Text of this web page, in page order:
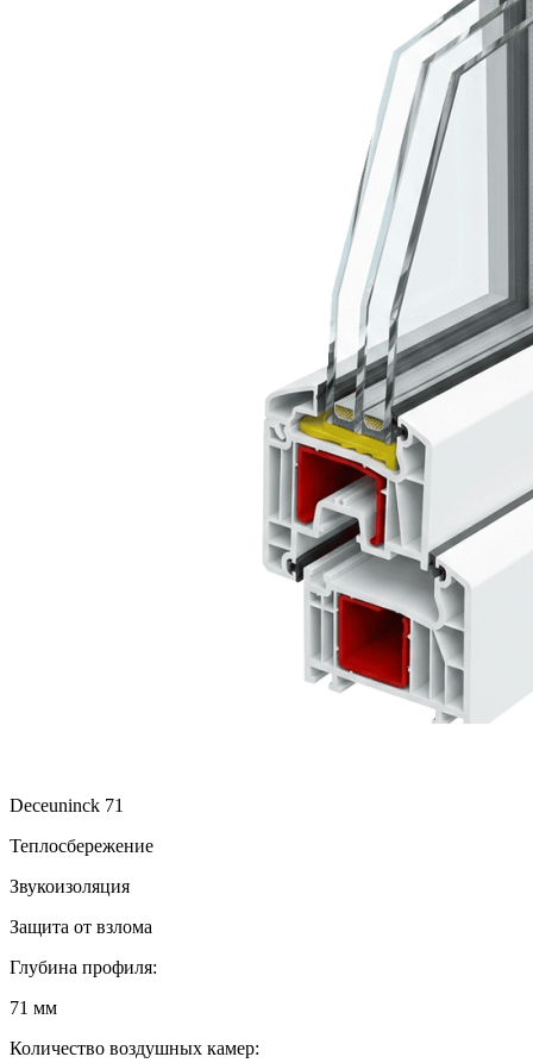
Deceuninck 71
Теплосбережение
Звукоизоляция
Защита от взлома
Глубина профиля:
71 мм
Количество воздушных камер: